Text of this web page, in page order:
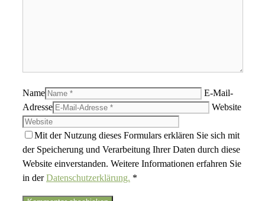
Name
E-Mail-
Adresse
Website
Mit der Nutzung dieses Formulars erklären Sie sich mit
der Speicherung und Verarbeitung Ihrer Daten durch diese
Website einverstanden. Weitere Informationen erfahren Sie
in derDatenschutzerklärung. *